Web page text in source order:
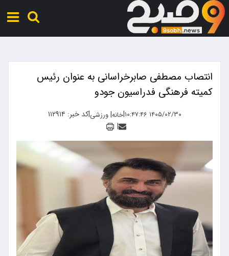
انتصاب مصطفی صابرخراسانی به عنوان رئیس
کمیته فرهنگی فدراسیون جودو
۱۴۰۵/۰۲/۳۰ ۱۰:۴۷:۴۶ |خانه|ورزشی|کد خبر: ۱۱۲۹۱۴
|